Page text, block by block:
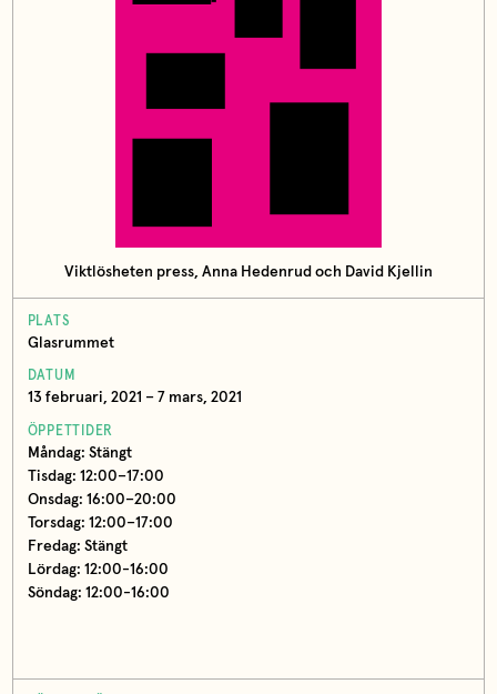
Viktlösheten press, Anna Hedenrud och David Kjellin
PLATS
Glasrummet
DATUM
13 februari, 2021 – 7 mars, 2021
ÖPPETTIDER
Måndag: Stängt
Tisdag: 12:00–17:00
Onsdag: 16:00–20:00
Torsdag: 12:00–17:00
Fredag: Stängt
Lördag: 12:00-16:00
Söndag: 12:00-16:00